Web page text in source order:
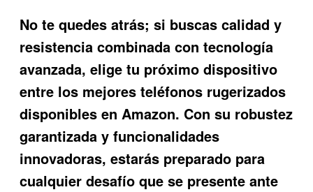
No te quedes atrás; si buscas calidad y
resistencia combinada con tecnología
avanzada, elige tu próximo dispositivo
entre los mejores teléfonos rugerizados
disponibles en Amazon. Con su robustez
garantizada y funcionalidades
innovadoras, estarás preparado para
cualquier desafío que se presente ante